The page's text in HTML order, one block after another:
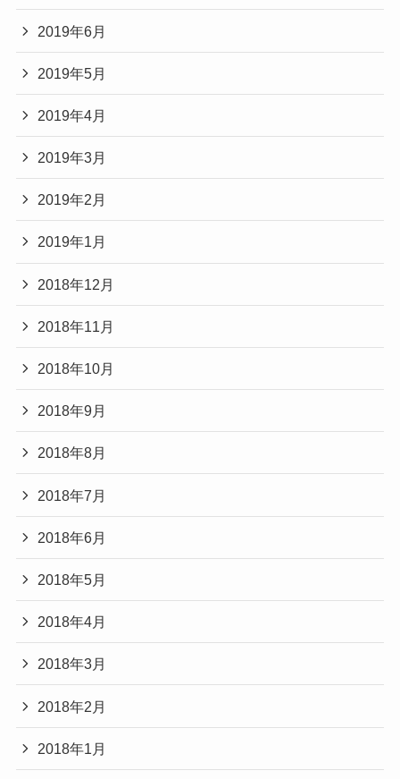
2019年6月
2019年5月
2019年4月
2019年3月
2019年2月
2019年1月
2018年12月
2018年11月
2018年10月
2018年9月
2018年8月
2018年7月
2018年6月
2018年5月
2018年4月
2018年3月
2018年2月
2018年1月